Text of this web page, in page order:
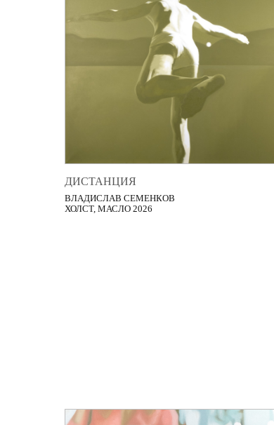
ДИСТАНЦИЯ
ВЛАДИСЛАВ СЕМЕНКОВ
ХОЛСТ, МАСЛО 2026